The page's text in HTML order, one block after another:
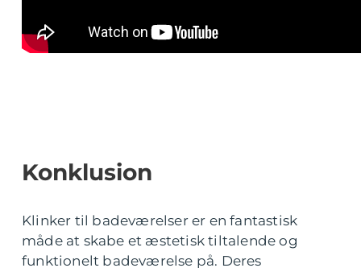
Konklusion
Klinker til badeværelser er en fantastisk
måde at skabe et æstetisk tiltalende og
funktionelt badeværelse på. Deres